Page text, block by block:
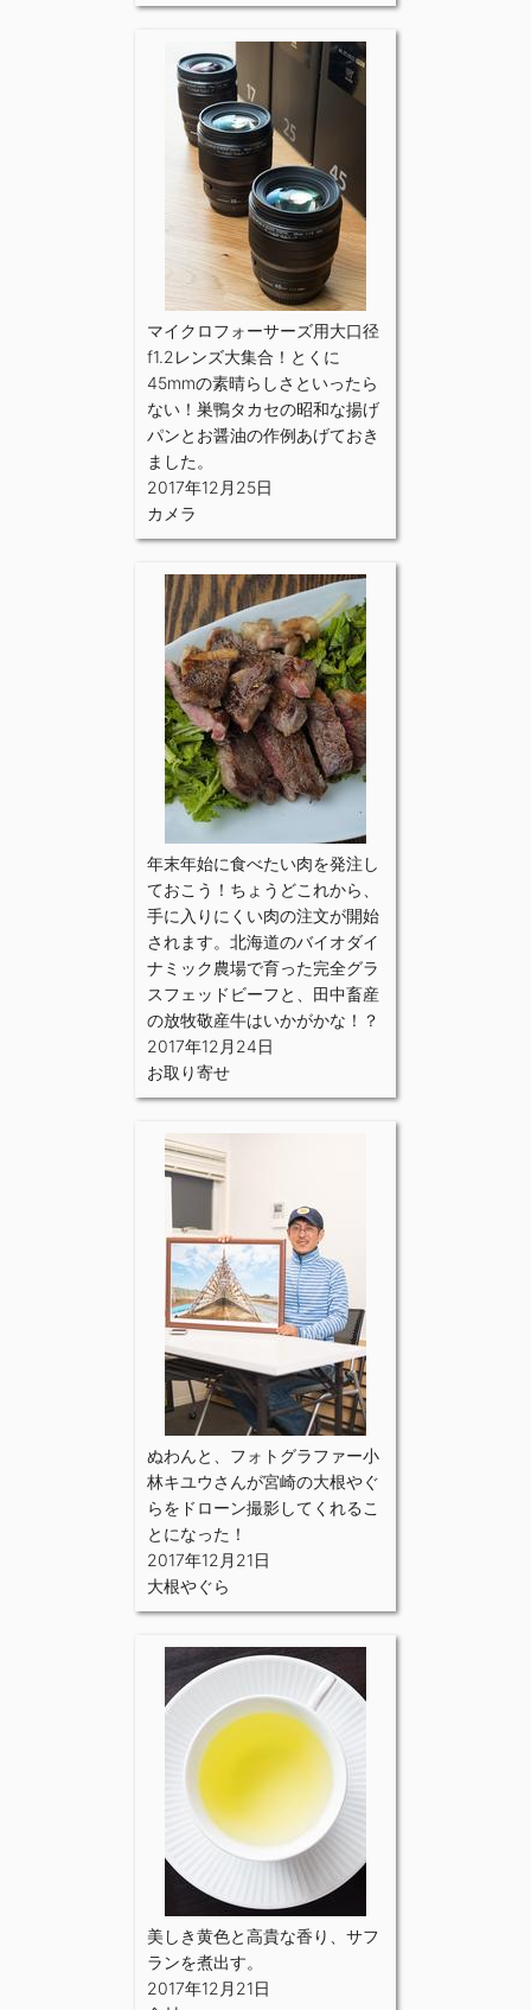
マイクロフォーサーズ用大口径
f1.2レンズ大集合！とくに
45mmの素晴らしさといったら
ない！巣鴨タカセの昭和な揚げ
パンとお醤油の作例あげておき
ました。
2017年12月25日
カメラ
年末年始に食べたい肉を発注し
ておこう！ちょうどこれから、
手に入りにくい肉の注文が開始
されます。北海道のバイオダイ
ナミック農場で育った完全グラ
スフェッドビーフと、田中畜産
の放牧敬産牛はいかがかな！？
2017年12月24日
お取り寄せ
ぬわんと、フォトグラファー小
林キユウさんが宮崎の大根やぐ
らをドローン撮影してくれるこ
とになった！
2017年12月21日
大根やぐら
美しき黄色と高貴な香り、サフ
ランを煮出す。
2017年12月21日